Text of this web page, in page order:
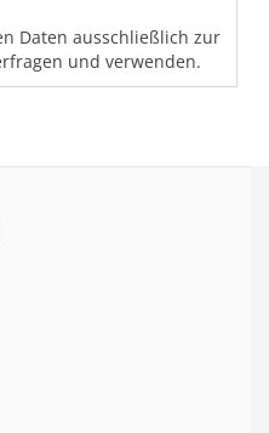
Daten ausschließlich zur
und verwenden.